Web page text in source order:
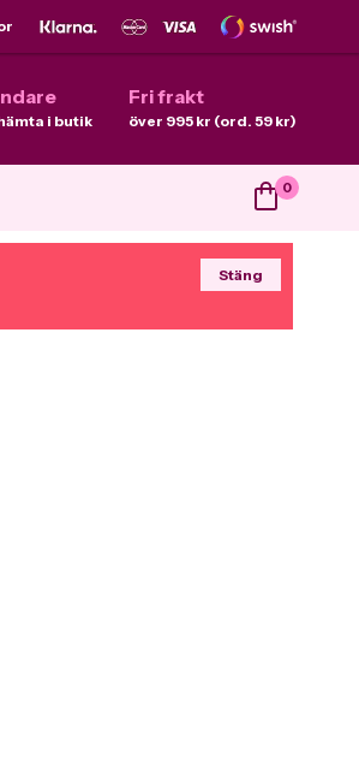
i butik
Fri frakt
över 995 kr (ord. 59 kr)
0
Stäng